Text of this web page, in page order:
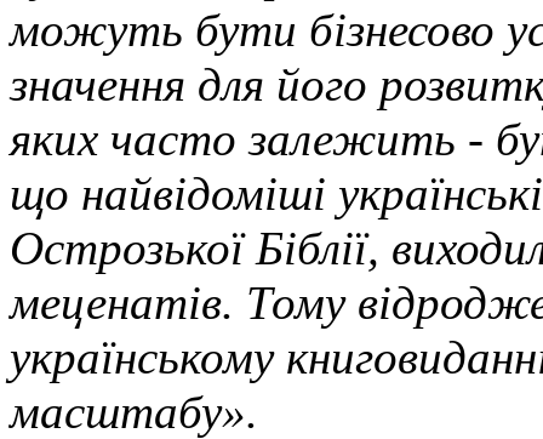
можуть бути бізнесово
значення для його
яких часто залежить -
що найвідоміші
Острозької Біблії,
меценатів. Тому
українському
масштабу».